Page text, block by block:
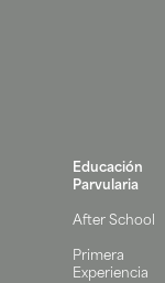
Educación
Parvularia
After School
Primera
Experiencia